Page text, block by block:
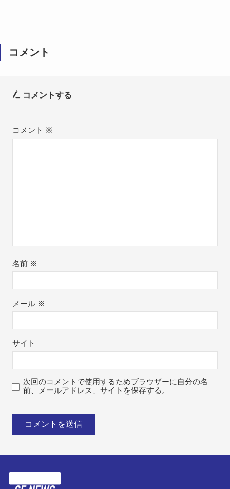
コメント
コメントする
コメント ※
名前 ※
メール ※
サイト
次回のコメントで使用するためブラウザーに自分の名
前、メールアドレス、サイトを保存する。